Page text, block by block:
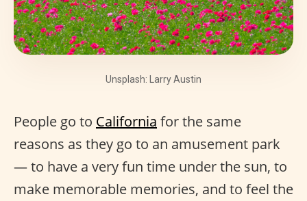
Unsplash: Larry Austin
People go to California for the same
reasons as they go to an amusement park
— to have a very fun time under the sun, to
make memorable memories, and to feel the